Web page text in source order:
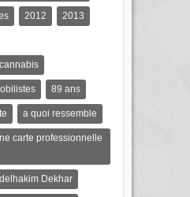
2012 2013
89 ans
a quoi ressemble
carte professionnelle
Dekhar